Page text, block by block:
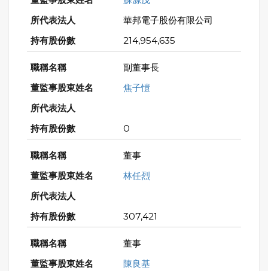
華邦電子股份有限公司
214,954,635
副董事長
焦子愷
0
董事
林任烈
307,421
董事
陳良基